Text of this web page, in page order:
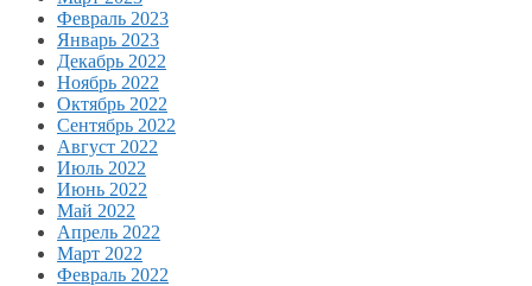
Февраль 2023
Январь 2023
Декабрь 2022
Ноябрь 2022
Октябрь 2022
Сентябрь 2022
Август 2022
Июль 2022
Июнь 2022
Май 2022
Апрель 2022
Март 2022
Февраль 2022